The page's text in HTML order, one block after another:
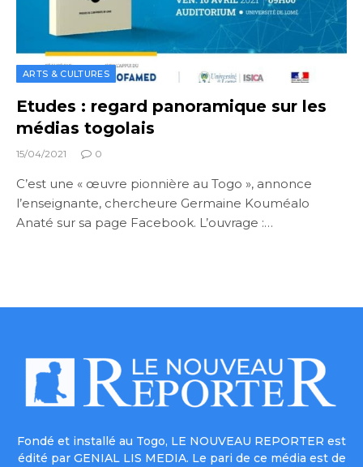
ARTS & CULTURES
Etudes : regard panoramique sur les
médias togolais
15/04/2021 0
C’est une « œuvre pionnière au Togo », annonce
l’enseignante, chercheure Germaine Kouméalo
Anaté sur sa page Facebook. L’ouvrage :…
Fondé et installé au Togo, LE NOUVEAU REPORTER est
édité par GENIAL LIS MEDIA. Le pari de ce média est de